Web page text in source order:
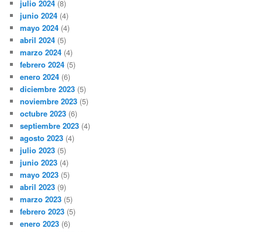
julio 2024 (8)
junio 2024 (4)
mayo 2024 (4)
abril 2024 (5)
marzo 2024 (4)
febrero 2024 (5)
enero 2024 (6)
diciembre 2023 (5)
noviembre 2023 (5)
octubre 2023 (6)
septiembre 2023 (4)
agosto 2023 (4)
julio 2023 (5)
junio 2023 (4)
mayo 2023 (5)
abril 2023 (9)
marzo 2023 (5)
febrero 2023 (5)
enero 2023 (6)